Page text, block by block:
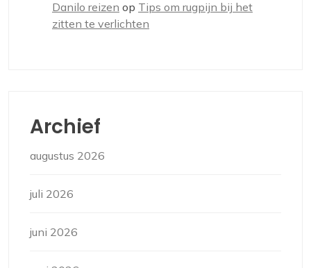
Danilo reizen op Tips om rugpijn bij het
zitten te verlichten
Archief
augustus 2026
juli 2026
juni 2026